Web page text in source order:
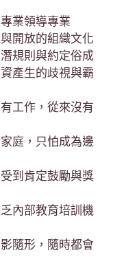
業領導專業
開放的組織文化
規則與約定俗成
產生的歧視與霸
工作，從來沒有
庭，只怕成為邊
到肯定鼓勵與獎
內部教育培訓機
隨形，隨時都會